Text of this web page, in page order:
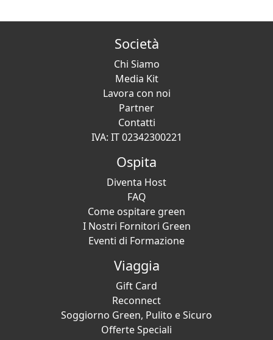
Società
Chi Siamo
Media Kit
Lavora con noi
Partner
Contatti
IVA: IT 02342300221
Ospita
Diventa Host
FAQ
Come ospitare green
I Nostri Fornitori Green
Eventi di Formazione
Viaggia
Gift Card
Reconnect
Soggiorno Green, Pulito e Sicuro
Offerte Speciali